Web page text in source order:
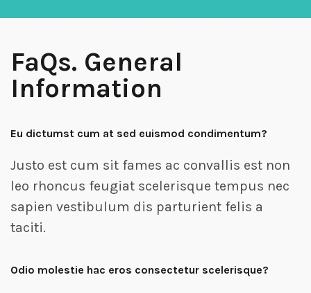
FaQs. General
Information
Eu dictumst cum at sed euismod condimentum?
Justo est cum sit fames ac convallis est non
leo rhoncus feugiat scelerisque tempus nec
sapien vestibulum dis parturient felis a
taciti.
Odio molestie hac eros consectetur scelerisque?